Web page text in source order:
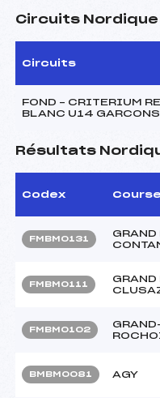
Circuits Nordique
Circuits
FOND – CRITERIUM
BLANC U14
Résultats
Codex Course
FMBM0131
GRAND
FMBM0111
GRAND
FMBM0102
BMBM0081 AGY